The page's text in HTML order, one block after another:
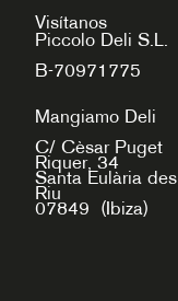
Visítanos
Piccolo Deli S.L.
B-70971775
Mangiamo Deli
C/ Cèsar Puget
Riquer, 34
Santa Eulària des
Riu
07849 (Ibiza)